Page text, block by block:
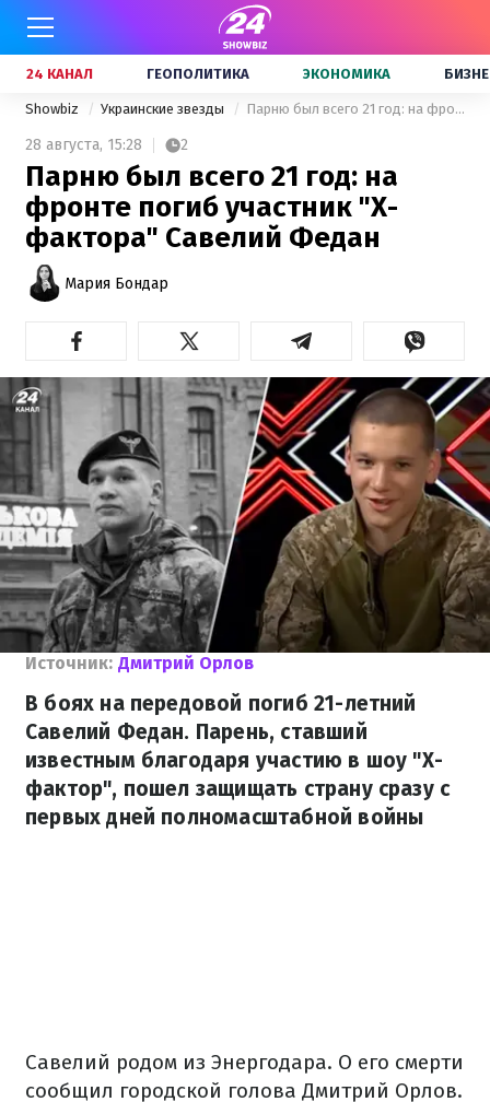
24 КАНАЛ ГЕОПОЛИТИКА ЭКОНОМИКА
Showbiz Украинские звезды Парню был всего 21 год: на фронте погиб участник "Х-фактора" Савелий Федан
28 августа, 15:28 2
Парню был всего 21 год: на
фронте погиб участник "Х-
фактора" Савелий Федан
Мария Бондар
Источник: Дмитрий Орлов
В боях на передовой погиб 21-летний
Савелий Федан. Парень, ставший
известным благодаря участию в шоу "Х-
фактор", пошел защищать страну сразу с
первых дней полномасштабной войны
Савелий родом из Энергодара. О его смерти
сообщил городской голова Дмитрий Орлов.